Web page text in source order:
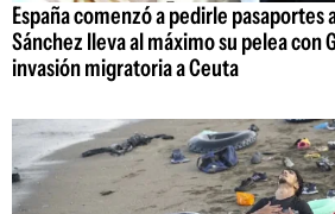
España comenzó a pedirle pasaportes
Sánchez lleva al máximo su pelea con
invasión migratoria a Ceuta